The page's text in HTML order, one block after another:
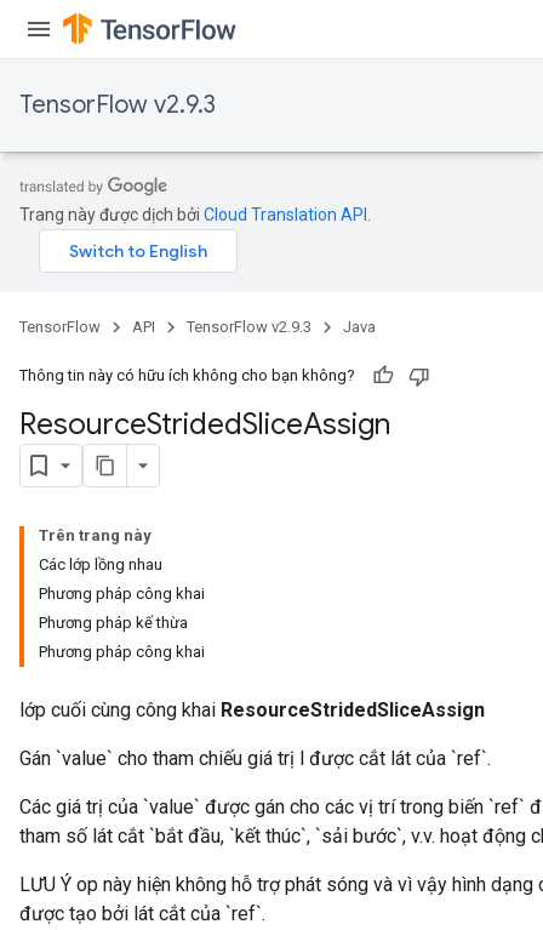
TensorFlow v2.9.3
Trang này được dịch bởi Cloud Translation API
TensorFlow API TensorFlow v2.9.3 Java
Thông tin này có hữu ích không cho bạn không?
ResourceStridedSliceAssign
Trên trang này
Các lớp lồng nhau
Phương pháp công khai
Phương pháp kế thừa
Phương pháp công khai
lớp cuối cùng công khai ResourceStridedSliceAssign
Gán `value` cho tham chiếu giá trị l được cắt lát của `ref`.
Các giá trị của `value` được gán cho các vị trí trong biến `ref`
tham số lát cắt `bắt đầu, `kết thúc`, `sải bước`, v.v. hoạt động
LƯU Ý op này hiện không hỗ trợ phát sóng và vì vậy hình
được tạo bởi lát cắt của `ref`.